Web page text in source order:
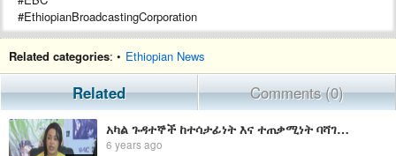
#EthiopianBroadcastingCorporation
Related categories: • Ethiopian News
Related Comments (0)
አካል ጉዳተኞች ከተሳታፊነት እና ተጠቃሚነት ባሻገር የመሪነት ሚና ሊጫወቱ እንደሚገባ ተገለፀ።|etv
6 years ago